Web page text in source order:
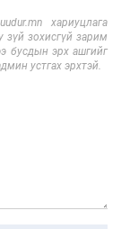
хариуцлага
зохисгүй зарим
бусдын эрх ашгийг
устгах эрхтэй.